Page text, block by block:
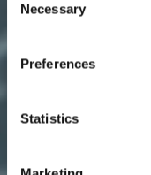
Selection
Necessary
Preferences
Statistics